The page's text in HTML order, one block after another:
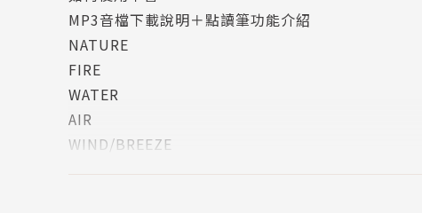
讓你學會正確的語意，學到片語運用的正確方式
找到適合自己的方法學英文片語
片語用對時機，為你的英文實力加分
在介紹本書之前，可以請你回想一下，距離你上一
像看字典一樣依照字母順序A~Z努力地背下去，又或
MP3音檔下載說明＋點讀筆功能介紹
NATURE
FIRE
WATER
AIR
WIND/BREEZE